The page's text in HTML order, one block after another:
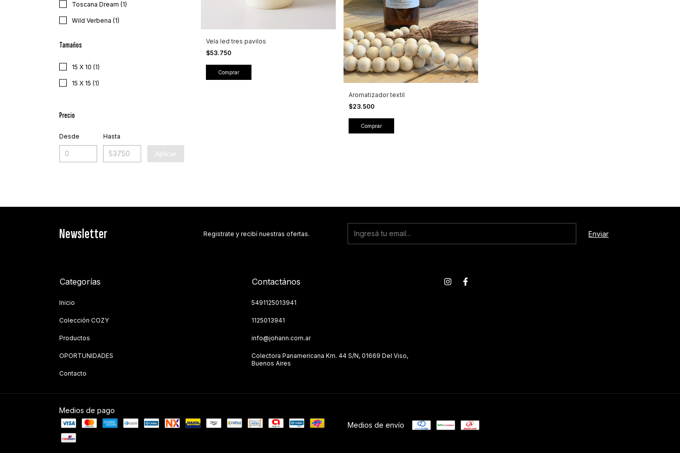
Toscana Dream (1)
Wild Verbena (1)
Tamaños
15 X 10 (1)
15 X 15 (1)
Precio
Desde Hasta
Aplicar
Vela led tres pavilos
$53.750
Comprar
Aromatizador textil
$23.500
Comprar
Newsletter Registrate y recibí nuestras ofertas.
Categorías
Inicio
Colección COZY
Productos
OPORTUNIDADES
Contacto
Contactános
5491125013941
1125013941
info@johann.com.ar
Colectora Panamericana Km. 44 S/N, 01669 Del Viso,
Buenos Aires
Medios de pago
Medios de envío